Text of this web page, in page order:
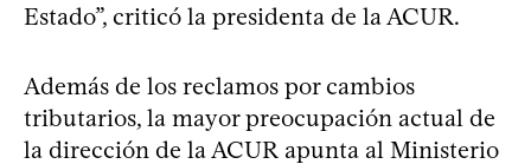
Estado”, criticó la presidenta de la ACUR.
Además de los reclamos por cambios
tributarios, la mayor preocupación actual de
la dirección de la ACUR apunta al Ministerio